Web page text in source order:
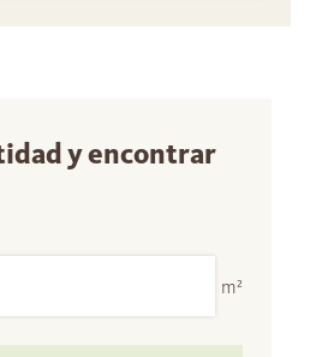
y encontrar
m²